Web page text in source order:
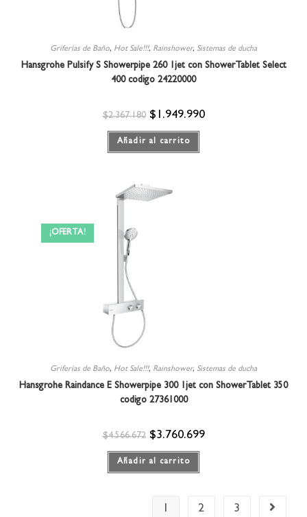
Griferías de Baño, Hot Sale!!!, Rainshower, Sistemas de ducha
Hansgrohe Pulsify S Showerpipe 260 1jet con ShowerTablet Select
400 codigo 24220000
$2.367.180 $ 1.949.990
Añadir al carrito
¡OFERTA!
Griferías de Baño, Hot Sale!!!, Rainshower, Sistemas de ducha
Hansgrohe Raindance E Showerpipe 300 1jet con ShowerTablet 350
codigo 27361000
$4.566.672 $3.760.699
Añadir al carrito
1 2 3